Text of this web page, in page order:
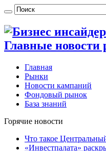
Главные
Главная
Рынки
Новости кампаний
Фондовый рынок
База знаний
Горячие новости
Что такое
«Инвестпалата»